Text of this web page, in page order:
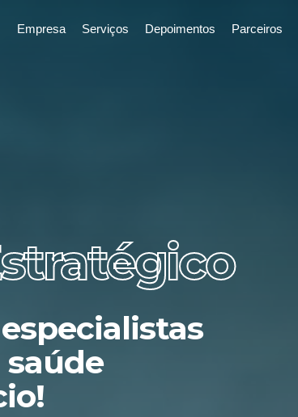
Empresa Serviços Depoimentos Parceiros